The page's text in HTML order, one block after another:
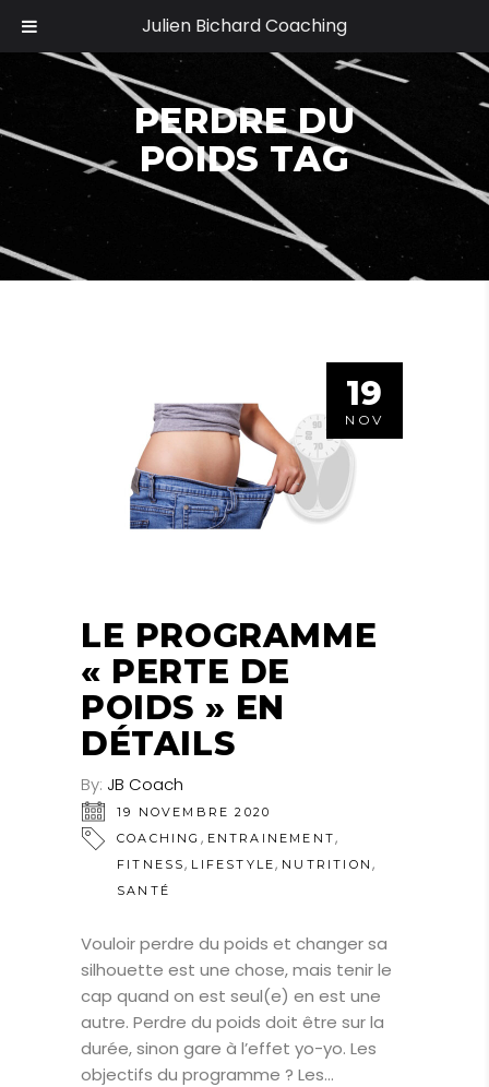
PERDRE DU
POIDS TAG
19
NOV
LE PROGRAMME
« PERTE DE
POIDS » EN
DÉTAILS
By: JB Coach
19 NOVEMBRE 2020
COACHING , ENTRAINEMENT,
FITNESS, LIFESTYLE, NUTRITION ,
SANTÉ
Vouloir perdre du poids et changer sa
silhouette est une chose, mais tenir le
cap quand on est seul(e) en est une
autre. Perdre du poids doit être sur la
durée, sinon gare à l’effet yo-yo. Les
objectifs du programme ? Les
Julien Bichard Coaching